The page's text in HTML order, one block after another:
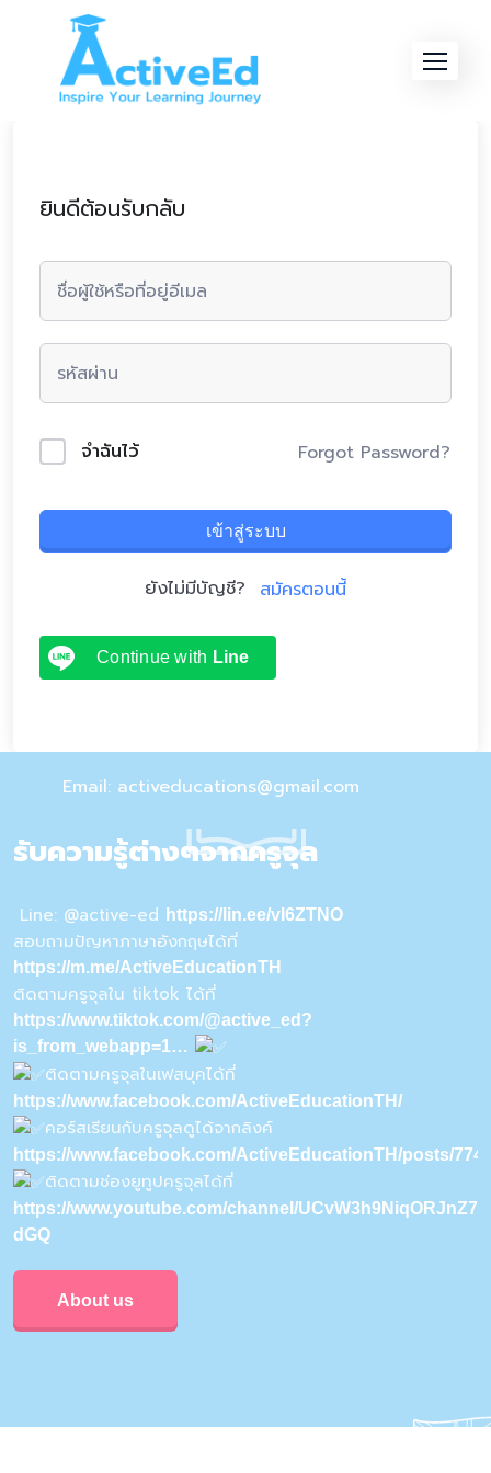
content
ยินดีต้อนรับกลับ
จำฉันไว้ Forgot Password?
เข้าสู่ระบบ
ยังไม่มีบัญชี? สมัครตอนนี้
Continue with Line
Email: activeducations@gmail.com
รับความรู้ต่างๆจากครูจุล
Line: @active-ed https://lin.ee/vI6ZTNO
สอบถามปัญหาภาษาอังกฤษได้ที่
https://m.me/ActiveEducationTH
ติดตามครูจุลใน tiktok ได้ที่
https://www.tiktok.com/@active_ed?
is_from_webapp=1…
ติดตามครูจุลในเฟสบุคได้ที่
https://www.facebook.com/ActiveEducationTH/
คอร์สเรียนกับครูจุลดูได้จากลิงค์
https://www.facebook.com/ActiveEducationTH/posts/
ติดตามช่องยูทูปครูจุลได้ที่
https://www.youtube.com/channel/
dGQ
About us